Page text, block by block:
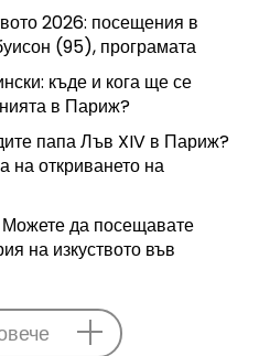
2026: посещения в
(95), програмата
къде и кога ще се
в Париж?
папа Лъв XIV в Париж?
на откриването на
да посещавате
на изкуството във